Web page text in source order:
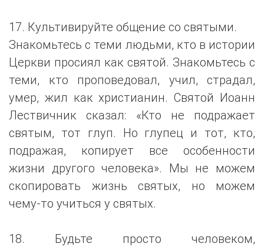
17. Культивируйте общение со святыми.
Знакомьтесь с теми людьми, кто в истории
Церкви просиял как святой. Знакомьтесь с
теми, кто проповедовал, учил, страдал,
умер, жил как христианин. Святой Иоанн
Лествичник сказал: «Кто не подражает
святым, тот глуп. Но глупец и тот, кто,
подражая, копирует все особенности
жизни другого человека». Мы не можем
скопировать жизнь святых, но можем
чему-то учиться у святых.
18. Будьте просто человеком,